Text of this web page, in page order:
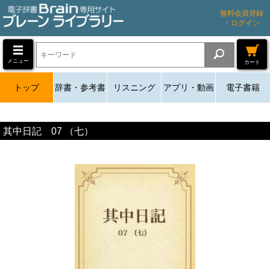
無料会員登録
・ログイン
メニュー カート
トップ 辞書・参考書 リスニング アプリ・動画 電子書籍
其中日記 07 （七）